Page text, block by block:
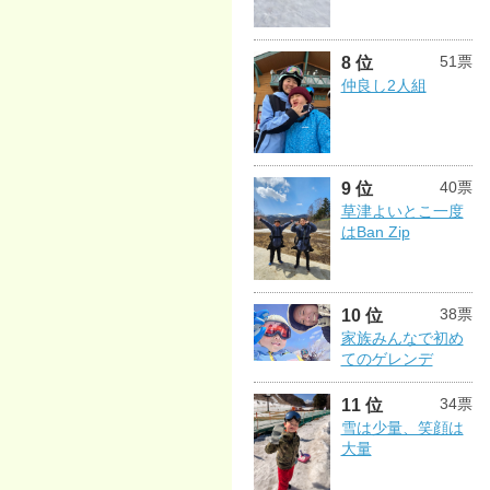
8 位
51票
仲良し2人組
9 位
40票
草津よいとこ一度
はBan Zip
10 位
38票
家族みんなで初め
てのゲレンデ
11 位
34票
雪は少量、笑顔は
大量